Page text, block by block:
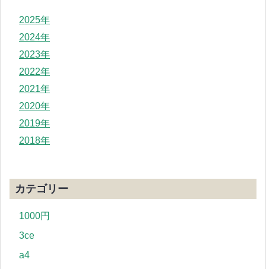
2025年
2024年
2023年
2022年
2021年
2020年
2019年
2018年
カテゴリー
1000円
3ce
a4